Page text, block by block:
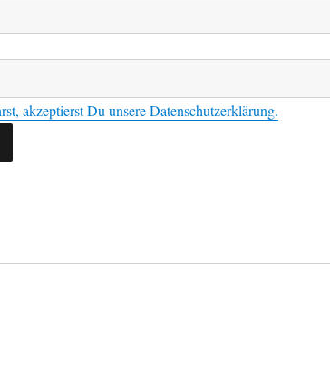
akzeptierst Du unsere Datenschutzerklärung.